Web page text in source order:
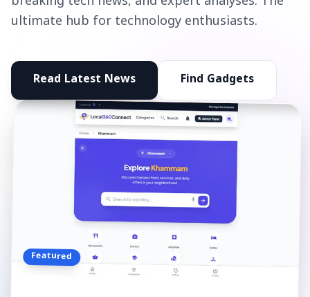
ultimate hub for technology enthusiasts.
Read Latest News Find Gadgets
Featured